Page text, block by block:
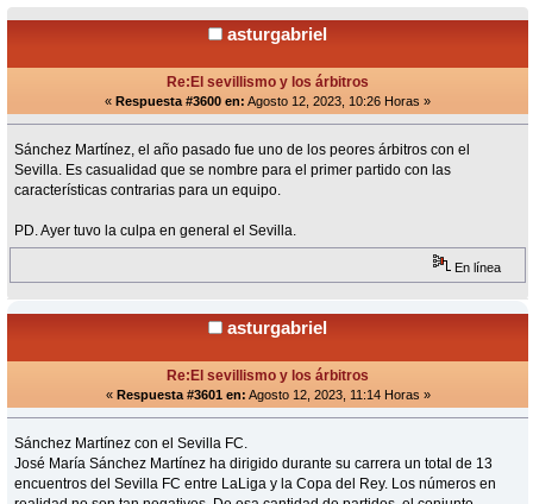
asturgabriel
Re:El sevillismo y los árbitros
« Respuesta #3600 en: Agosto 12, 2023, 10:26 Horas »
Sánchez Martínez, el año pasado fue uno de los peores árbitros con el
Sevilla. Es casualidad que se nombre para el primer partido con las
características contrarias para un equipo.
PD. Ayer tuvo la culpa en general el Sevilla.
En línea
asturgabriel
Re:El sevillismo y los árbitros
« Respuesta #3601 en: Agosto 12, 2023, 11:14 Horas »
Sánchez Martínez con el Sevilla FC.
José María Sánchez Martínez ha dirigido durante su carrera un total de 13
encuentros del Sevilla FC entre LaLiga y la Copa del Rey. Los números en